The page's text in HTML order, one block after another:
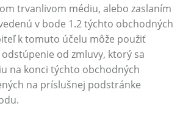
trvanlivom médiu, alebo zaslaním
v bode 1.2 týchto obchodných
k tomuto účelu môže použiť
od zmluvy, ktorý sa
na konci týchto obchodných
na príslušnej podstránke